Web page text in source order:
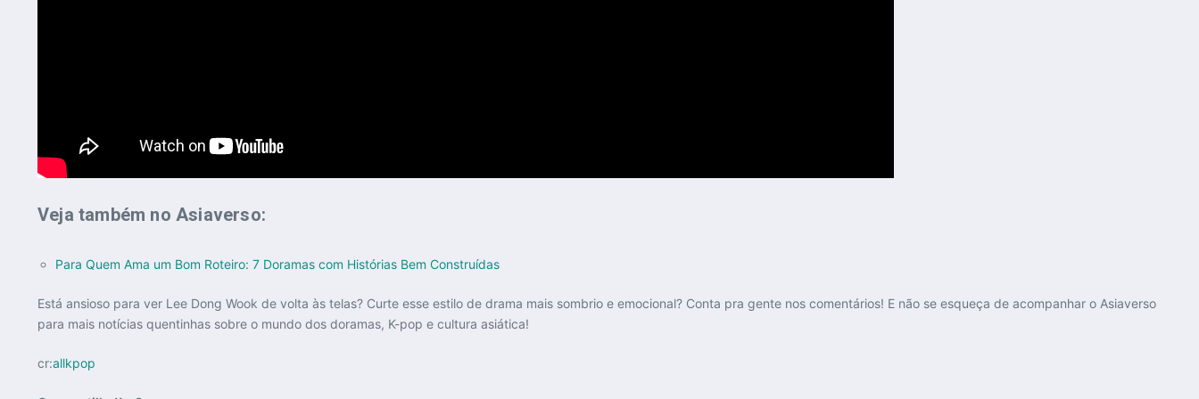
Veja também no Asiaverso:
Para Quem Ama um Bom Roteiro: 7 Doramas com Histórias Bem Construídas
Está ansioso para ver Lee Dong Wook de volta às telas? Curte esse estilo de drama mais sombrio e emocional? Conta pra gente nos comentários! E não se esqueça de acompanhar o Asiaverso
para mais notícias quentinhas sobre o mundo dos doramas, K-pop e cultura asiática!
cr:allkpop